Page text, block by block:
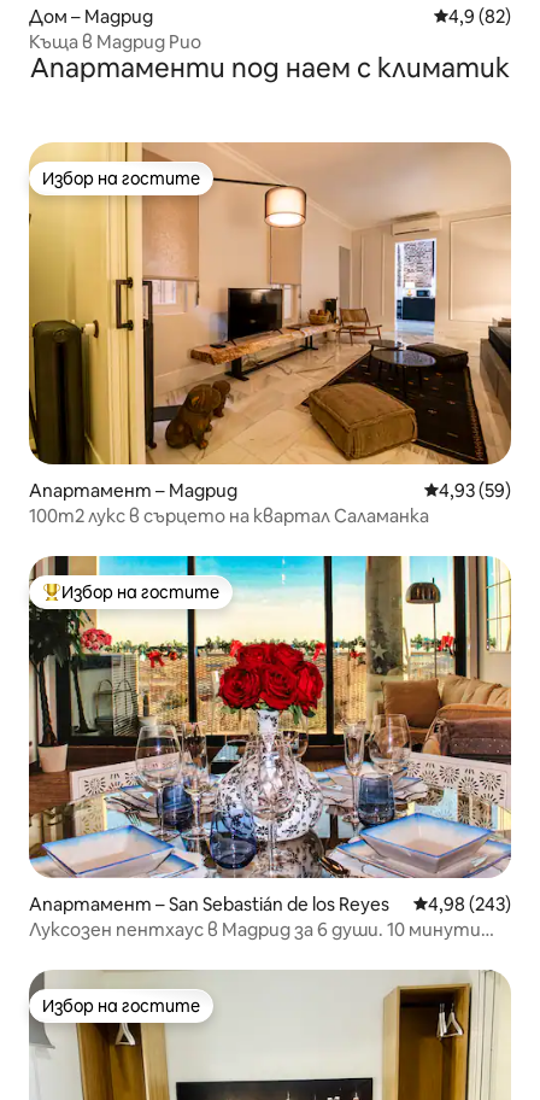
Дом – Мадрид Средна
4,9 (82)
Къща в Мадрид Рио
Апартаменти под наем с климатик
Избор на гостите
Избор на гостите
Апартамент – Мадрид Средна
4,93 (59)
100m2 лукс в сърцето на квартал Саламанка
Най-популярен избор на гостите
Избор на гостите
Апартамент – San Sebastián de los Reyes Средна
4,98 (243)
Луксозен пентхаус в Мадрид за 6 души. 10 минути
Избор на гостите
Избор на гостите